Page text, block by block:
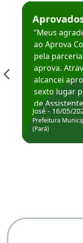
Estudante José
“Meus
ao Aprova
pela
aprova.
alcancei
sexto lugar
de
Hoje estou
Prefeitura de
José - 16/05/
Prefeitura
(Pará)